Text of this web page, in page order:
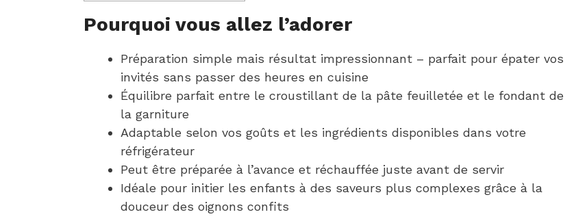
Pourquoi vous allez l’adorer
Préparation simple mais résultat impressionnant – parfait pour épater vos
invités sans passer des heures en cuisine
Équilibre parfait entre le croustillant de la pâte feuilletée et le fondant de
la garniture
Adaptable selon vos goûts et les ingrédients disponibles dans votre
réfrigérateur
Peut être préparée à l’avance et réchauffée juste avant de servir
Idéale pour initier les enfants à des saveurs plus complexes grâce à la
douceur des oignons confits